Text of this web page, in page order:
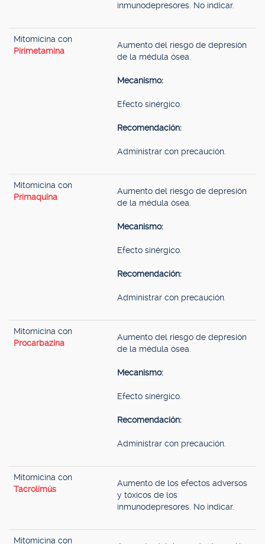
inmunodepresores. No indicar.
Mitomicina con
Pirimetamina
Aumento del riesgo de depresión
de la médula ósea.
Mecanismo:
Efecto sinérgico.
Recomendación:
Administrar con precaución.
Mitomicina con
Primaquina
Aumento del riesgo de depresión
de la médula ósea.
Mecanismo:
Efecto sinérgico.
Recomendación:
Administrar con precaución.
Mitomicina con
Procarbazina
Aumento del riesgo de depresión
de la médula ósea.
Mecanismo:
Efecto sinérgico.
Recomendación:
Administrar con precaución.
Mitomicina con
Tacrolimús
Aumento de los efectos adversos
y tóxicos de los
inmunodepresores. No indicar.
Mitomicina con